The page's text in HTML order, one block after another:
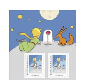
7,50€